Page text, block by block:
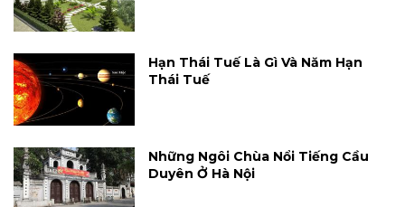
Hạn Thái Tuế Là Gì Và Năm Hạn
Thái Tuế
Những Ngôi Chùa Nổi Tiếng Cầu
Duyên Ở Hà Nội